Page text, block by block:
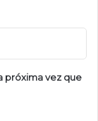
próxima vez que